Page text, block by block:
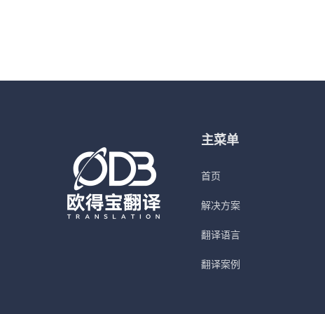
主菜单
首页
解决方案
翻译语言
翻译案例